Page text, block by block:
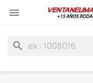

search